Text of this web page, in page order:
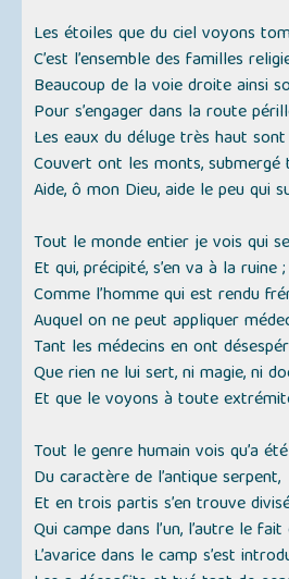
Les étoiles que du ciel voyons
C’est l’ensemble des familles
Beaucoup de la voie droite ainsi
Pour s’engager dans la route
Les eaux du déluge très haut
Couvert ont les monts, submergé
Aide, ô mon Dieu, aide le peu qui
Tout le monde entier je vois qui
Et qui, précipité, s’en va à la ruine ;
Comme l’homme qui est rendu
Auquel on ne peut appliquer
Tant les médecins en ont
Que rien ne lui sert, ni magie, ni
Et que le voyons à toute
Tout le genre humain vois qu’a
Du caractère de l’antique serpent,
Et en trois partis s’en trouve
Qui campe dans l’un, l’autre le
L’avarice dans le camp s’est